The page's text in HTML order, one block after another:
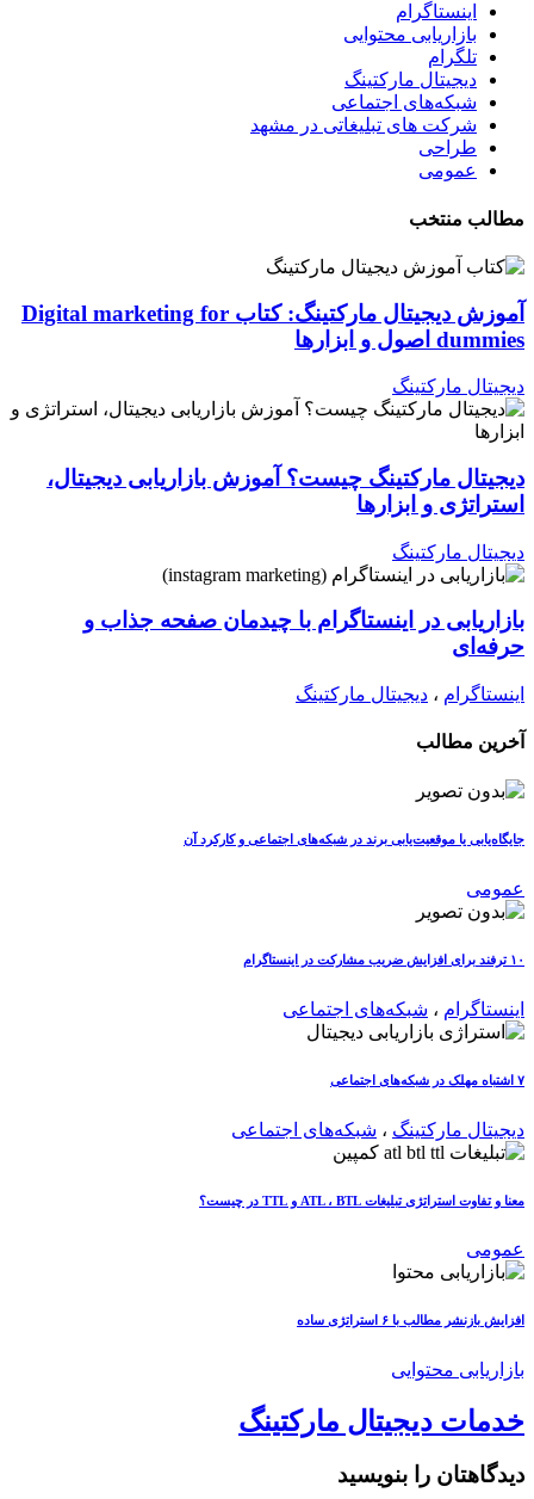
اینستاگرام
بازاریابی محتوایی
تلگرام
دیجیتال مارکتینگ
شبکه‌های اجتماعی
شرکت های تبلیغاتی در مشهد
طراحی
عمومی
مطالب منتخب
آموزش دیجیتال مارکتینگ: کتاب Digital marketing for
dummies اصول و ابزارها
دیجیتال مارکتینگ
دیجیتال مارکتینگ چیست؟ آموزش بازاریابی دیجیتال،
استراتژی و ابزارها
دیجیتال مارکتینگ
بازاریابی در اینستاگرام با چیدمان صفحه جذاب و
حرفه‌ای
اینستاگرام ، دیجیتال مارکتینگ
آخرین مطالب
جایگاه‌یابی یا موقعیت‌یابی برند در شبکه‌های اجتماعی و کارکرد آن
عمومی
۱۰ ترفند برای افزایش ضریب مشارکت در اینستاگرام
اینستاگرام ، شبکه‌های اجتماعی
۷ اشتباه مهلک در شبکه‌های اجتماعی
دیجیتال مارکتینگ ، شبکه‌های اجتماعی
معنا و تفاوت استراتژی تبلیغات ATL ، BTL و TTL در چیست؟
عمومی
افزایش بازنشر مطالب با ۶ استراتژی ساده
بازاریابی محتوایی
خدمات دیجیتال مارکتینگ
دیدگاهتان را بنویسید